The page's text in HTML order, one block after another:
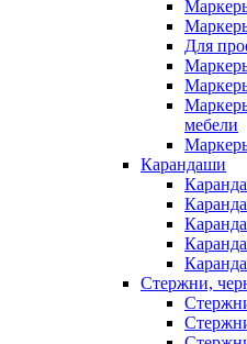
Для
мебели
Карандаши
Стержни,